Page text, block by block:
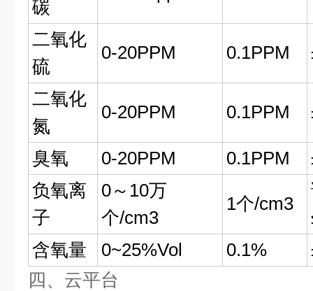
碳
二氧化
硫
0-20PPM 0.1PPM
二氧化
氮
0-20PPM 0.1PPM
臭氧 0-20PPM 0.1PPM
负氧离
子
0～10万
个/cm3
1个/cm3
含氧量
0~25%Vol 0.1%
四、云平台